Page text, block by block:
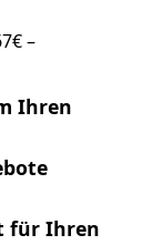
–
Ihren
für Ihren